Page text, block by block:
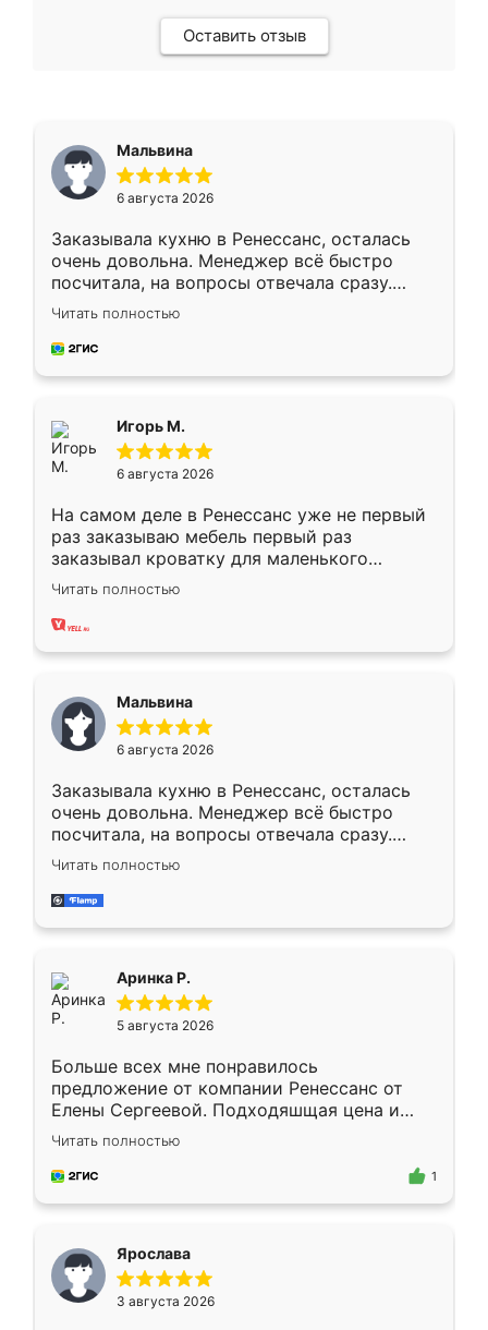
Оставить отзыв
Мальвина
6 августа 2026
Заказывала кухню в Ренессанс, осталась
очень довольна. Менеджер всё быстро
посчитала, на вопросы отвечала сразу.
Замерщик приехал в субботу, подошёл к
делу со всей ответственностью. Собрали
за день, ребята работали аккуратно, даже
Читать полностью
Игорь М.
6 августа 2026
На самом деле в Ренессанс уже не первый
раз заказываю мебель первый раз
заказывал кроватку для маленького
ребёнка при его рождении ,во второй раз
заказал шкаф-купе. По качеству очень
хорошее сборка достаточно быстрая,
меньше, здесь же он более разнообразный.
Мне нравится ,если что-то потребуется из
мебели буду заказывать только здесь.
Читать полностью
Мальвина
6 августа 2026
Заказывала кухню в Ренессанс, осталась
очень довольна. Менеджер всё быстро
посчитала, на вопросы отвечала сразу.
Замерщик приехал в субботу, подошёл к
делу со всей ответственностью. Собрали
за день, ребята работали аккуратно, даже
Читать полностью
Аринка Р.
5 августа 2026
Больше всех мне понравилось
предложение от компании Ренессанс от
Елены Сергеевой. Подходяшщая цена и
короткие сроки изготовления. Приехавший
для замера сотрудник Владислав
предложил по моему эскизу самый
Читать полностью
1
Ярослава
3 августа 2026